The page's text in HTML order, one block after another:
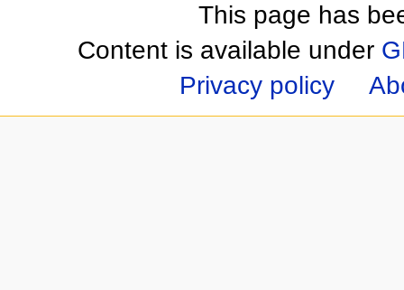
This page has
Content is available under
Privacy policy